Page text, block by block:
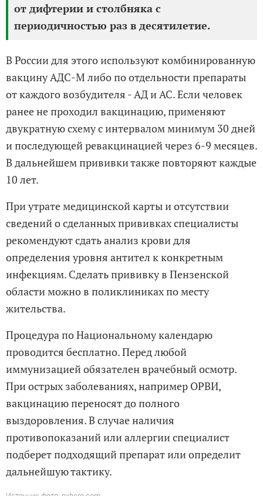
от дифтерии и столбняка с
периодичностью раз в десятилетие.
В России для этого используют комбинированную
вакцину АДС-М либо по отдельности препараты
от каждого возбудителя - АД и АС. Если человек
ранее не проходил вакцинацию, применяют
двукратную схему с интервалом минимум 30 дней
и последующей ревакцинацией через 6-9 месяцев.
В дальнейшем прививки также повторяют каждые
10 лет.
При утрате медицинской карты и отсутствии
сведений о сделанных прививках специалисты
рекомендуют сдать анализ крови для
определения уровня антител к конкретным
инфекциям. Сделать прививку в Пензенской
области можно в поликлиниках по месту
жительства.
Процедура по Национальному календарю
проводится бесплатно. Перед любой
иммунизацией обязателен врачебный осмотр.
При острых заболеваниях, например ОРВИ,
вакцинацию переносят до полного
выздоровления. В случае наличия
противопоказаний или аллергии специалист
подберет подходящий препарат или определит
дальнейшую тактику.